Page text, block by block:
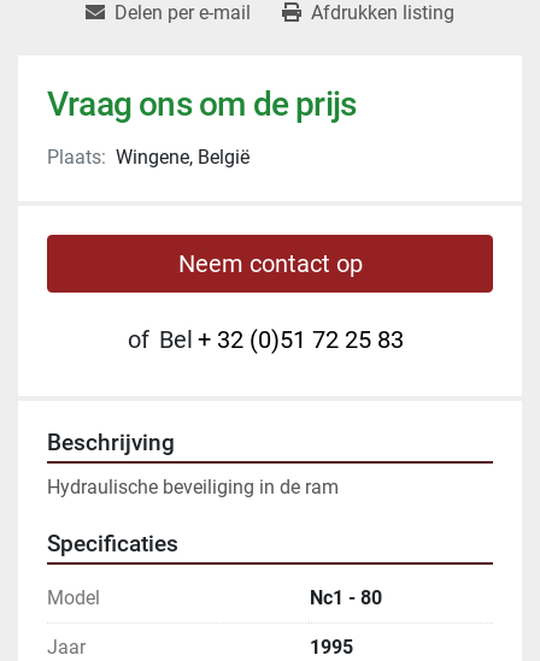
Delen per e-mail Afdrukken listing
Vraag ons om de prijs
Plaats: Wingene, België
Neem contact op
of Bel + 32 (0)51 72 25 83
Beschrijving
Hydraulische beveiliging in de ram
Specificaties
Model Nc1 - 80
Jaar 1995